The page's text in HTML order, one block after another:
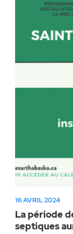
16 AVRIL 2024
La période
septiques